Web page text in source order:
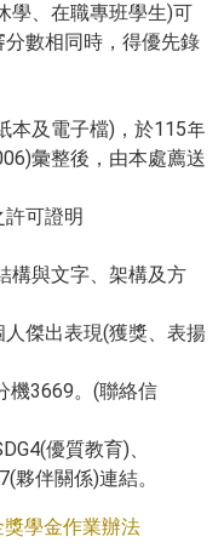
學、在職專班學生)可
數相同時，得優先錄
電子檔)，於115年
彙整後，由本處薦送
可證明
文字、架構及方
出表現(獲獎、表揚
機3669。(聯絡信
優質教育)、
夥伴關係)連結。
學金作業辦法